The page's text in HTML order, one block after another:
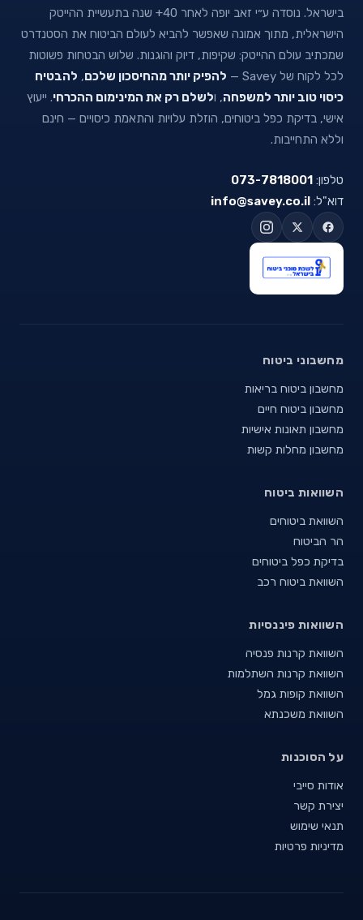
בישראל. נוסדה ע״י זאב יופה לאחר 40+ שנה בתעשיית ההייטק
הישראלית, מתוך אמונה שאפשר להביא לעולם הביטוח את הסטנדרט
שמכתיב עולם ההייטק: שקיפות, דיוק והוגנות. שלוש הבטחות פשוטות
לכל לקוח של Savey —
להפיק יותר מהחיסכון שלכם, להבטיח
כיסוי טוב יותר למשפחה, ולשלם רק את המינימום ההכרחי. ייעוץ
אישי, בדיקת כפל ביטוחים, הוזלת עלויות והתאמת כיסויים — חינם
וללא התחייבות.
טלפון: 073-7818001
דוא"ל: info@savey.co.il
מחשבוני ביטוח
מחשבון ביטוח בריאות
מחשבון ביטוח חיים
מחשבון תאונות אישיות
מחשבון מחלות קשות
השוואות ביטוח
השוואת ביטוחים
הר הביטוח
בדיקת כפל ביטוחים
השוואת ביטוח רכב
השוואות פיננסיות
השוואת קרנות פנסיה
השוואת קרנות השתלמות
השוואת קופות גמל
השוואת משכנתא
על הסוכנות
אודות סייבי
יצירת קשר
תנאי שימוש
מדיניות פרטיות